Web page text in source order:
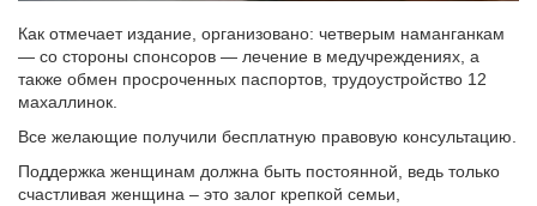
Как отмечает издание, организовано: четверым наманганкам
— со стороны спонсоров — лечение в медучреждениях, а
также обмен просроченных паспортов, трудоустройство 12
махаллинок.
Все желающие получили бесплатную правовую консультацию.
Поддержка женщинам должна быть постоянной, ведь только
счастливая женщина – это залог крепкой семьи,